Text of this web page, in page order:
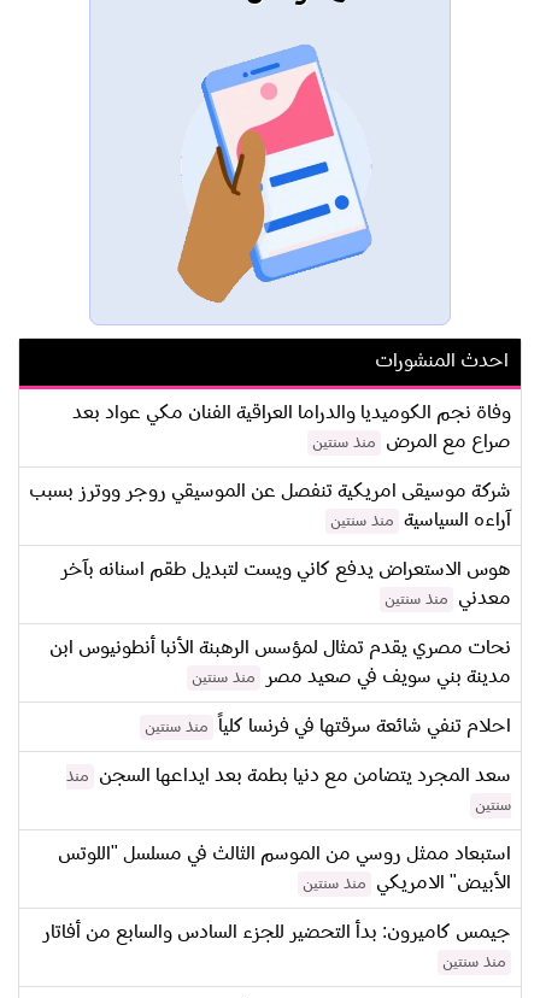
احدث المنشورات
وفاة نجم الكوميديا والدراما العراقية الفنان مكي عواد بعد
صراع مع المرض
منذ سنتين
شركة موسيقى امريكية تنفصل عن الموسيقي روجر ووترز بسبب
آراءه السياسية
منذ سنتين
هوس الاستعراض يدفع كاني ويست لتبديل طقم اسنانه بآخر
معدني
منذ سنتين
نحات مصري يقدم تمثال لمؤسس الرهبنة الأنبا أنطونيوس ابن
مدينة بني سويف في صعيد مصر
منذ سنتين
احلام تنفي شائعة سرقتها في فرنسا كلياً منذ سنتين
سعد المجرد يتضامن مع دنيا بطمة بعد ايداعها السجن
منذ
سنتين
استبعاد ممثل روسي من الموسم الثالث في مسلسل "اللوتس
الأبيض" الامريكي
منذ سنتين
جيمس كاميرون: بدأ التحضير للجزء السادس والسابع من أفاتار
منذ سنتين